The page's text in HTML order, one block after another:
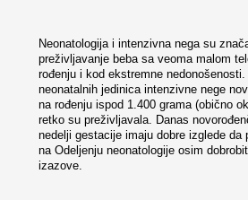
Neonatologija i intenzivna nega su
preživljavanje beba sa veoma malom
rođenju i kod ekstremne
neonatalnih jedinica intenzivne nege
na rođenju ispod 1.400 grama (obično
retko su preživljavala. Danas
nedelji gestacije imaju dobre izglede da
na Odeljenju neonatologije osim
izazove.